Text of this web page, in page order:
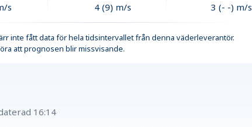
s
4 (9) m/s
3 (- -) m/s
inte fått data för hela tidsintervallet från denna väderleverantör.
att prognosen blir missvisande.
16:14